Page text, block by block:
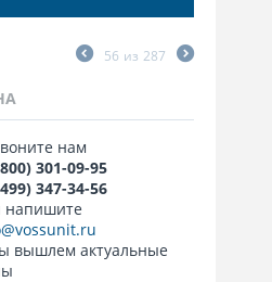
56 из 287
нам
301-09-95
347-34-56
напишите
вышлем актуальные